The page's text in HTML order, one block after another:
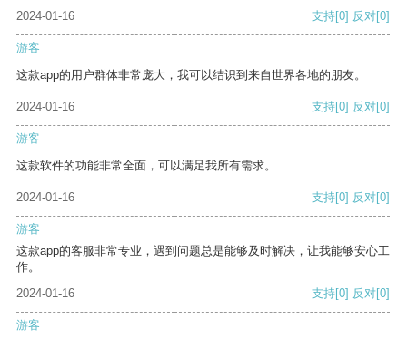
2024-01-16 支持[0] 反对[0]
游客
这款app的用户群体非常庞大，我可以结识到来自世界各地的朋友。
2024-01-16 支持[0] 反对[0]
游客
这款软件的功能非常全面，可以满足我所有需求。
2024-01-16 支持[0] 反对[0]
游客
这款app的客服非常专业，遇到问题总是能够及时解决，让我能够安心工
作。
2024-01-16
支持[0] 反对[0]
游客